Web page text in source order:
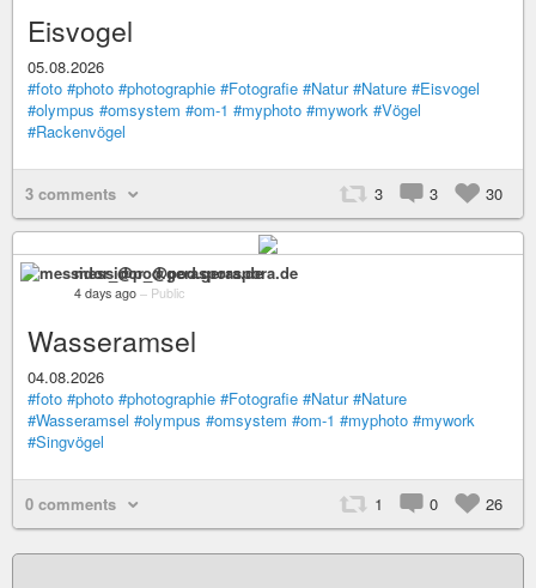
Eisvogel
05.08.2026
#foto #photo #photographie #Fotografie #Natur #Nature #Eisvogel
#olympus #omsystem #om-1 #myphoto #mywork #Vögel
#Rackenvögel
3 comments 3 3 30
messidor_@pod.geraspora.de
4 days ago – Public
Wasseramsel
04.08.2026
#foto #photo #photographie #Fotografie #Natur #Nature
#Wasseramsel #olympus #omsystem #om-1 #myphoto #mywork
#Singvögel
0 comments 1 0 26